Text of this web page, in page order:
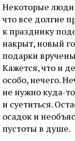
Некоторые люди
что все долгие
к празднику
накрыт, новый
подарки
Кажется, что и
особо, нечего.
не нужно куда-
и суетиться.
осадок и
пустоты в душе.